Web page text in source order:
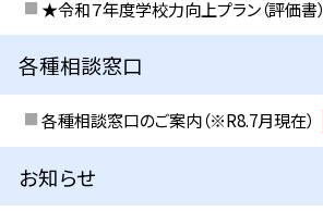
★令和７年度学校力向上プラン（評価書）
各種相談窓口
各種相談窓口のご案内（※R8.7月現在）
お知らせ